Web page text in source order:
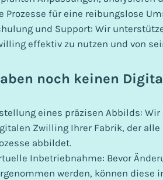
Prozesse für eine reibungslose
und Support: Wir
effektiv zu nutzen und von
noch keinen
eines präzisen Abbilds:
Zwilling Ihrer Fabrik, der
abbildet.
Inbetriebnahme: Bevor
werden, können diese